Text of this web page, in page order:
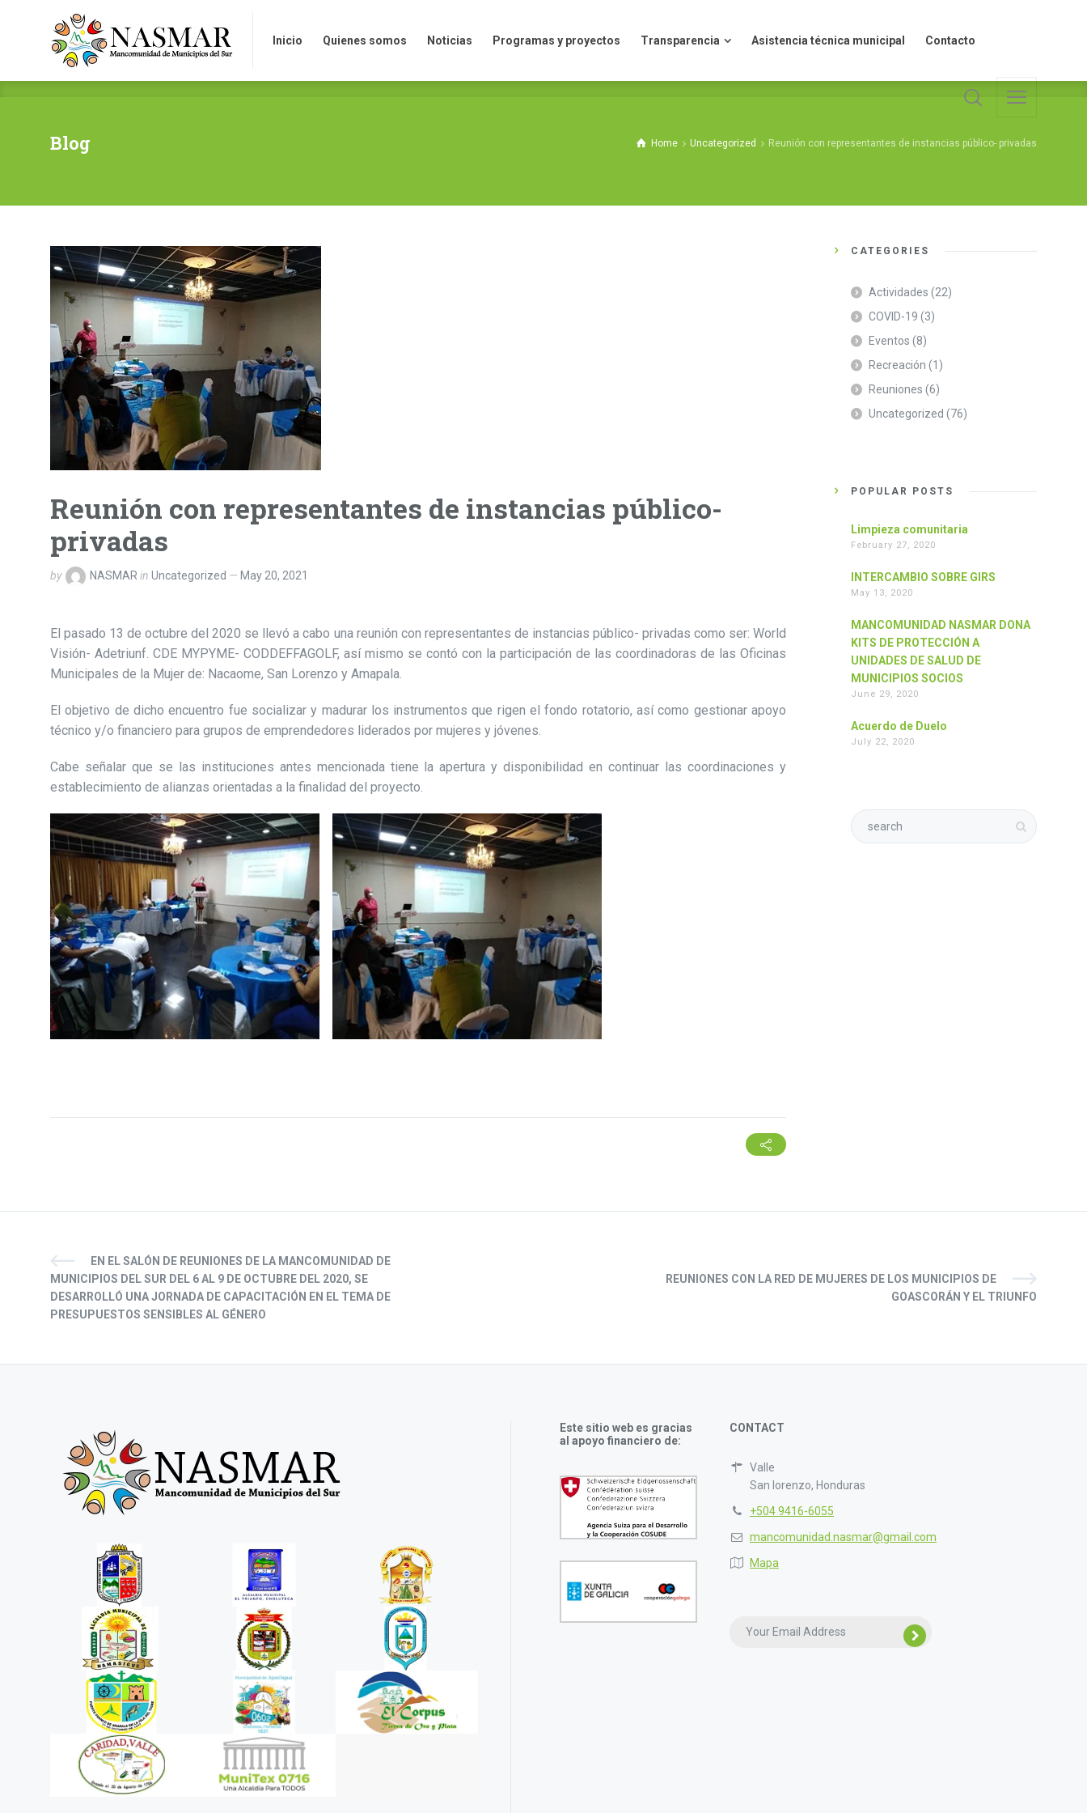
Inicio Quienes somos Noticias Programas y proyectos Transparencia Asistencia técnica municipal Contacto
Blog Home Uncategorized Reunión con representantes de instancias público- privadas
Reunión con representantes de instancias público-
privadas
by NASMARin Uncategorized May 20, 2021
El pasado 13 de octubre del 2020 se llevó a cabo una reunión con representantes de instancias público- privadas como ser: World
Visión- Adetriunf. CDE MYPYME- CODDEFFAGOLF, así mismo se contó con la participación de las coordinadoras de las Oficinas
Municipales de la Mujer de: Nacaome, San Lorenzo y Amapala.
El objetivo de dicho encuentro fue socializar y madurar los instrumentos que rigen el fondo rotatorio, así como gestionar apoyo
técnico y/o financiero para grupos de emprendedores liderados por mujeres y jóvenes.
Cabe señalar que se las instituciones antes mencionada tiene la apertura y disponibilidad en continuar las coordinaciones y
establecimiento de alianzas orientadas a la finalidad del proyecto.
CATEGORIES
Actividades (22)
COVID-19 (3)
Eventos (8)
Recreación (1)
Reuniones (6)
Uncategorized (76)
POPULAR POSTS
Limpieza comunitaria
February 27, 2020
INTERCAMBIO SOBRE GIRS
May 13, 2020
MANCOMUNIDAD NASMAR DONA
KITS DE PROTECCIÓN A
UNIDADES DE SALUD DE
MUNICIPIOS SOCIOS
June 29, 2020
Acuerdo de Duelo
July 22, 2020
EN EL SALÓN DE REUNIONES DE LA MANCOMUNIDAD DE
MUNICIPIOS DEL SUR DEL 6 AL 9 DE OCTUBRE DEL 2020, SE
DESARROLLÓ UNA JORNADA DE CAPACITACIÓN EN EL TEMA DE
PRESUPUESTOS SENSIBLES AL GÉNERO
REUNIONES CON LA RED DE MUJERES DE LOS MUNICIPIOS DE
GOASCORÁN Y EL TRIUNFO
Este sitio web es gracias
al apoyo financiero de:
CONTACT
Valle
San lorenzo, Honduras
+504 9416-6055
mancomunidad.nasmar@gmail.com
Mapa